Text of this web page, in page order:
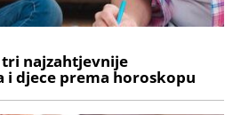
tri najzahtjevnije
djece prema horoskopu